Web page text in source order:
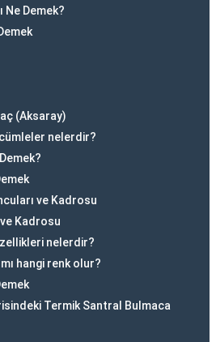
Ne Demek?
(Aksaray)
nelerdir?
ve Kadrosu
Kadrosu
nelerdir?
hangi renk olur?
Termik Santral Bulmaca